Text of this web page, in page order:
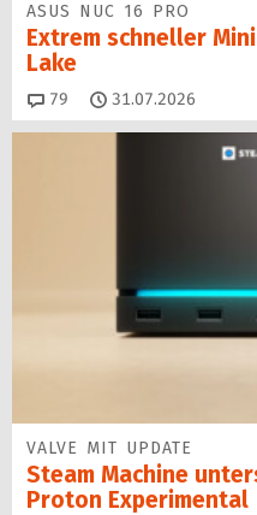
ASUS NUC 16 PRO
Extrem schneller
Lake
79 Kommentare
31.07.2026
VALVE MIT UPDATE
Steam Machine
Proton Experimental